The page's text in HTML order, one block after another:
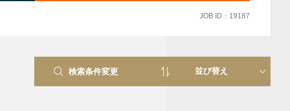
JOB ID：19187
検索条件変更